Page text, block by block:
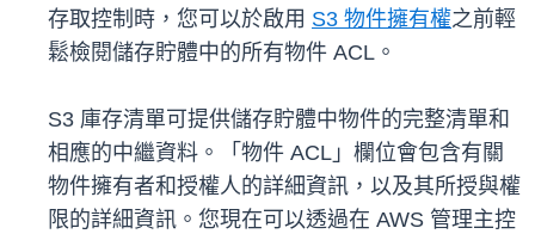
存取控制時，您可以於啟用 S3 物件擁有權之前輕
鬆檢閱儲存貯體中的所有物件 ACL。
S3 庫存清單可提供儲存貯體中物件的完整清單和
相應的中繼資料。「物件 ACL」欄位會包含有關
物件擁有者和授權人的詳細資訊，以及其所授與權
限的詳細資訊。您現在可以透過在 AWS 管理主控